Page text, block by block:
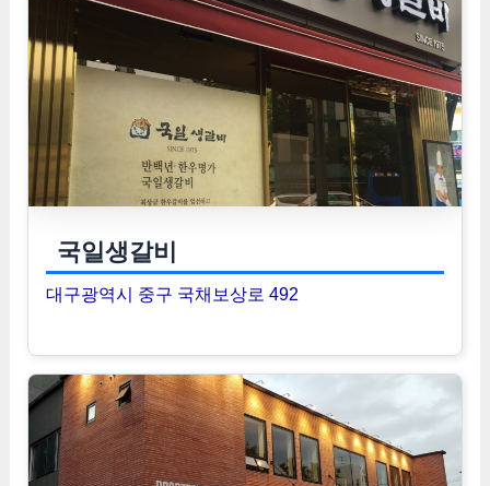
국일생갈비
대구광역시 중구 국채보상로 492